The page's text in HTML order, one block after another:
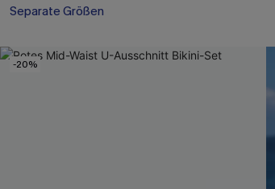
Separate Größen
-20%